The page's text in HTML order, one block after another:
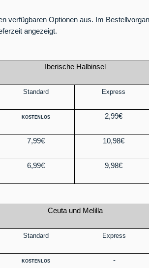
verfügbaren Optionen aus. Im
angezeigt.
Iberische Halbinsel
Standard Express
KOSTENLOS 2,99€
7,99€ 10,98€
6,99€ 9,98€
Ceuta und Melilla
Standard Express
KOSTENLOS -